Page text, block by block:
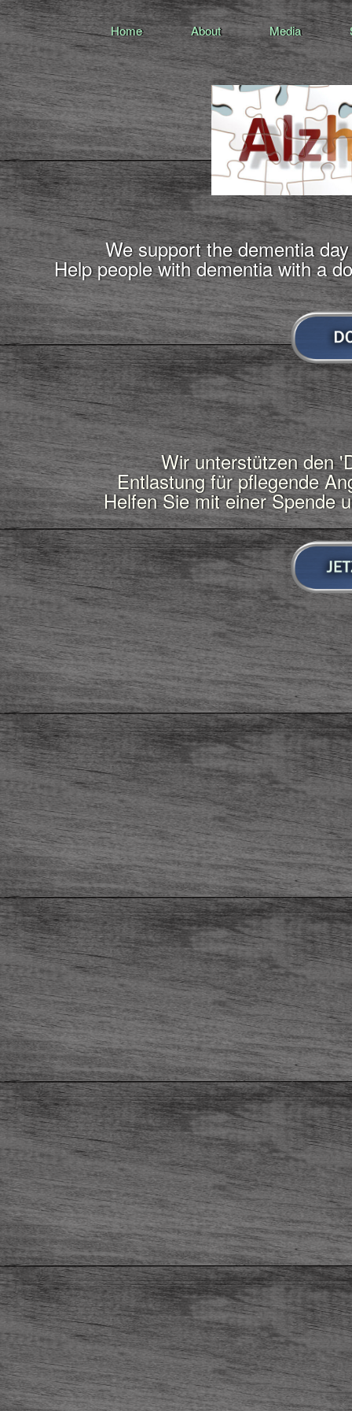
Home About Media
We support the dementia
Help people with dementia with a
Wir unterstützen den
Entlastung für pflegende
Helfen Sie mit einer Spende